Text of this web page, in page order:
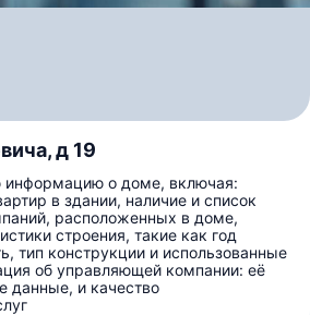
д 19
информацию о доме, включая:
в здании, наличие и список
расположенных в доме,
строения, такие как год
тип конструкции и использованные
об управляющей компании: её
данные, и качество